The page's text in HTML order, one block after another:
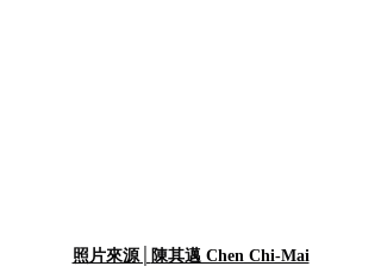
照片來源│ 陳其邁 Chen Chi-Mai